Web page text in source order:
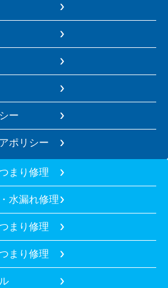
ー
ポリシー
まり修理
水漏れ修理
まり修理
まり修理